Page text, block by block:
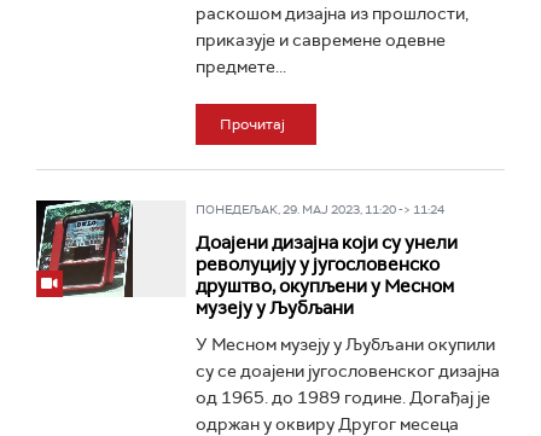
раскошом дизајна из прошлости,
приказује и савремене одевне
предмете...
Прочитај
ПОНЕДЕЉАК, 29. МАЈ 2023, 11:20 -> 11:24
Доајени дизајна који су унели
револуцију у југословенско
друштво, окупљени у Месном
музеју у Љубљани
У Месном музеју у Љубљани окупили
су се доајени југословенског дизајна
од 1965. до 1989 године. Догађај је
одржан у оквиру Другог месеца